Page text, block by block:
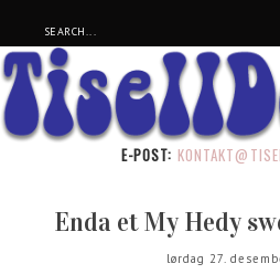
E-POST:
Enda et My Hedy
lørdag 27.